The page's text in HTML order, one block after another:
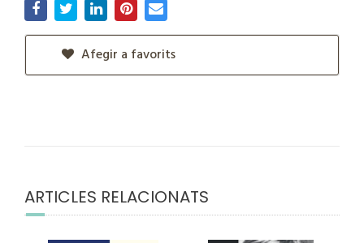
Afegir a favorits
ARTICLES RELACIONATS